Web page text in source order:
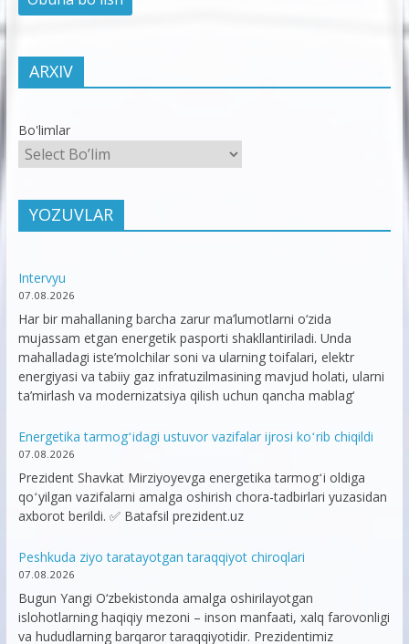
ARXIV
Bo'limlar
YOZUVLAR
Intervyu
07.08.2026
Har bir mahallaning barcha zarur ma’lumotlarni o‘zida
mujassam etgan energetik pasporti shakllantiriladi. Unda
mahalladagi iste’molchilar soni va ularning toifalari, elektr
energiyasi va tabiiy gaz infratuzilmasining mavjud holati, ularni
ta’mirlash va modernizatsiya qilish uchun qancha mablag‘
Energetika tarmogʻidagi ustuvor vazifalar ijrosi koʻrib chiqildi
07.08.2026
Prezident Shavkat Mirziyoyevga energetika tarmogʻi oldiga
qoʻyilgan vazifalarni amalga oshirish chora-tadbirlari yuzasidan
axborot berildi. ✅ Batafsil prezident.uz
Peshkuda ziyo taratayotgan taraqqiyot chiroqlari
07.08.2026
Bugun Yangi O‘zbekistonda amalga oshirilayotgan
islohotlarning haqiqiy mezoni – inson manfaati, xalq farovonligi
va hududlarning barqaror taraqqiyotidir. Prezidentimiz